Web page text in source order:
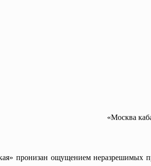
«Москва
пронизан ощущением неразрешимых